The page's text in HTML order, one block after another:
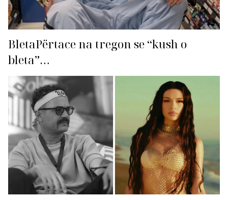
BletaPërtace na tregon se “kush o
bleta”…